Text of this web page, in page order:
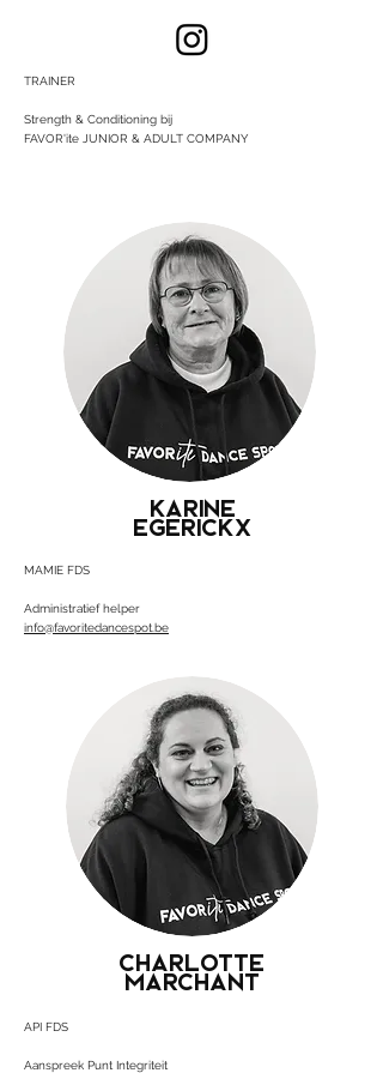
TRAINER
Strength & Conditioning bij
FAVOR'ite JUNIOR & ADULT COMPANY
KARINE
EGERICKX
MAMIE FDS
Administratief helper
info@favoritedancespot.be
CHARLOTTE
MARCHANT
API FDS
Aanspreek Punt Integriteit